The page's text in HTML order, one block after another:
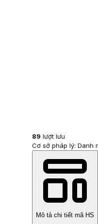
89 lượt lưu
Cơ sở pháp lý: Danh
Mô tả chi tiết mã HS